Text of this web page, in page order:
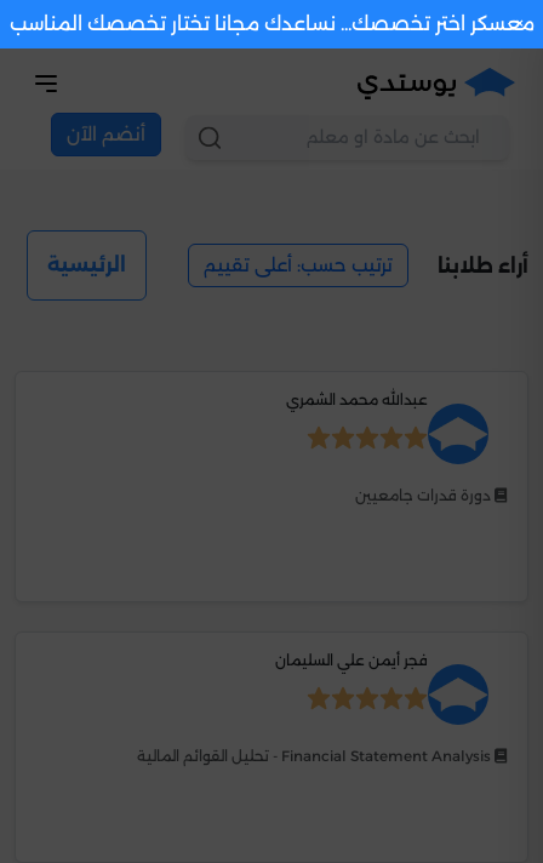
معسكر اختر تخصصك... نساعدك مجانا تختار تخصصك المناسب
×
أنضم الآن
أراء طلابنا ترتيب حسب: أعلى تقييم الرئيسية
عبدالله محمد الشمري
دورة قدرات جامعيين
فجر أيمن علي السليمان